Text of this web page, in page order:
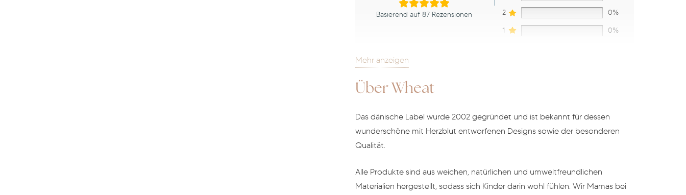
Basierend auf 87 Rezensionen 2 0%
1 0%
1-3 von 87 Rezensionen
Mehr anzeigen
Über Wheat
Das dänische Label wurde 2002 gegründet und ist bekannt für dessen
wunderschöne mit Herzblut entworfenen Designs sowie der besonderen
Qualität.
Alle Produkte sind aus weichen, natürlichen und umweltfreundlichen
Materialien hergestellt, sodass sich Kinder darin wohl fühlen. Wir Mamas bei